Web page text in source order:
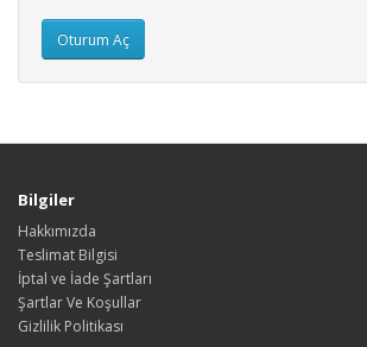
Bilgiler
Hakkımızda
Teslimat Bilgisi
İptal ve İade Şartları
Şartlar Ve Koşullar
Gizlilik Politikası